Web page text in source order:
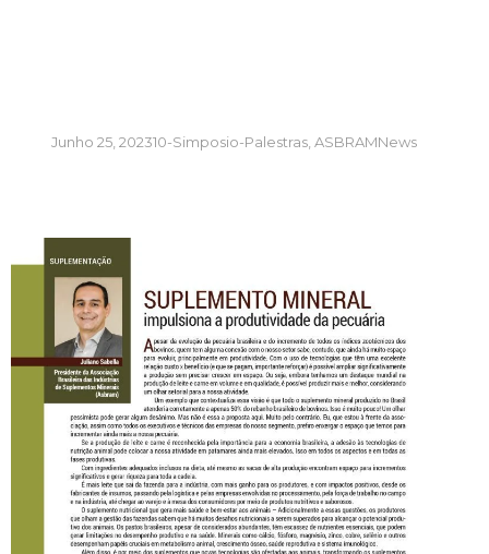
Junho 25, 202310-Simposio-Palestras, ASBRAMNews